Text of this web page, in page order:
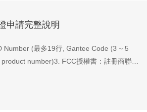
申請完整說明
Number (最多19行, Gantee Code (3 ~ 5
number)3. FCC授權書：註冊商聯繫